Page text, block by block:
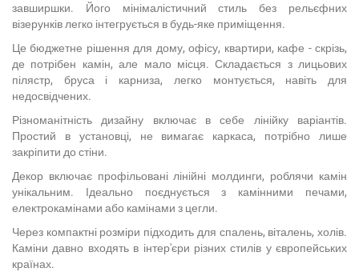
завширшки. Його мінімалістичний стиль без рельєфних
візерунків легко інтегрується в будь-яке приміщення.
Це бюджетне рішення для дому, офісу, квартири, кафе - скрізь,
де потрібен камін, але мало місця. Складається з лицьових
пілястр, бруса і карниза, легко монтується, навіть для
недосвідчених.
Різноманітність дизайну включає в себе лінійку варіантів.
Простий в установці, не вимагає каркаса, потрібно лише
закріпити до стіни.
Декор включає профільовані лінійні молдинги, роблячи камін
унікальним. Ідеально поєднується з камінними печами,
електрокамінами або камінами з цегли.
Через компактні розміри підходить для спалень, віталень, холів.
Каміни давно входять в інтер'єри різних стилів у європейських
країнах.